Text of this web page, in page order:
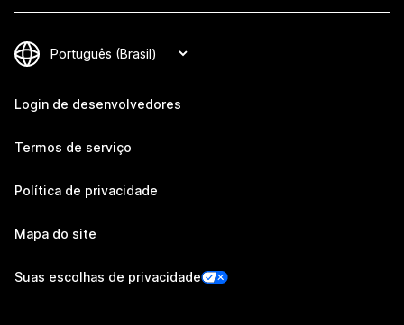
Login de desenvolvedores
Termos de serviço
Política de privacidade
Mapa do site
Suas escolhas de privacidade